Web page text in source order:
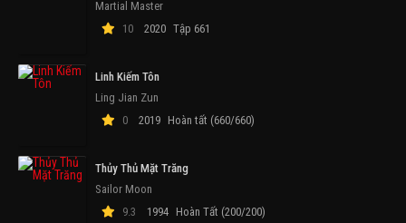
Martial Master
10
2020 Tập 661
Linh Kiếm Tôn
Ling Jian Zun
0
2019 Hoàn tất (660/660)
Thủy Thủ Mặt Trăng
Sailor Moon
9.3
1994 Hoàn Tất (200/200)